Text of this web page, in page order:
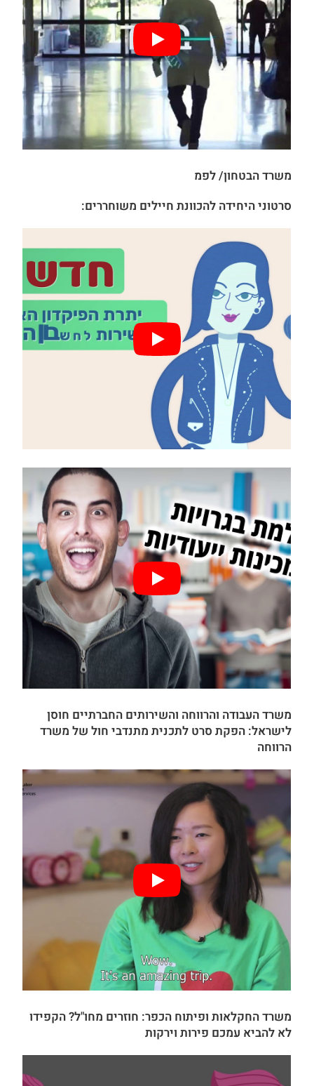
משרד הבטחון/ לפמ
סרטוני היחידה להכוונת חיילים משוחררים:
משרד העבודה והרווחה והשירותים החברתיים חוסן
לישראל: הפקת סרט לתכנית מתנדבי חול של משרד
הרווחה
משרד החקלאות ופיתוח הכפר: חוזרים מחו"ל? הקפידו
לא להביא עמכם פירות וירקות